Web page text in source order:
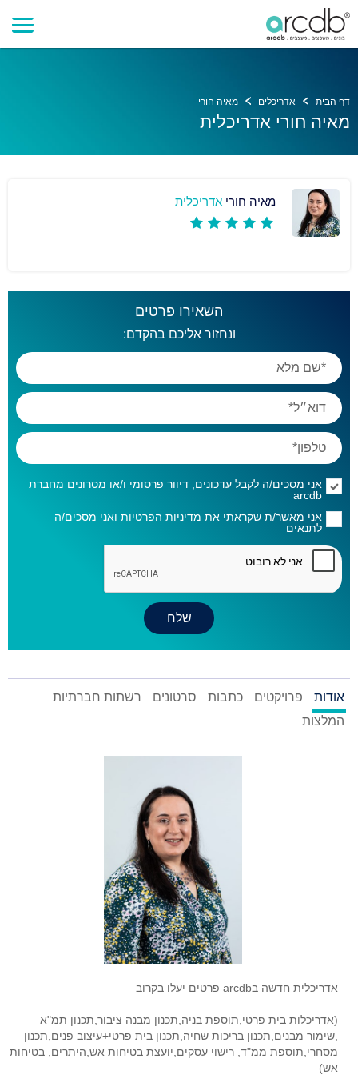
דף הבית אדריכלים מאיה חורי
מאיה חורי אדריכלית
מאיה חורי אדריכלית
השאירו פרטים
ונחזור אליכם בהקדם:
אני מסכים/ה לקבל עדכונים, דיוור פרסומי ו/או מסרונים מחברת
arcdb
אני מאשר/ת שקראתי את מדיניות הפרטיות ואני מסכים/ה
לתנאים
אודות פרויקטים כתבות סרטונים
רשתות חברתיות
המלצות
אדריכלית חדשה בarcdb פרטים יעלו בקרוב
(אדריכלות בית פרטי,תוספת בניה,תכנון מבנה ציבור,תכנון תמ"א
,שימור מבנים,תכנון בריכות שחיה,תכנון בית פרטי+עיצוב פנים,תכנון
מסחרי,תוספת ממ"ד, רישוי עסקים,יועצת בטיחות אש,היתרים, בטיחות
אש)